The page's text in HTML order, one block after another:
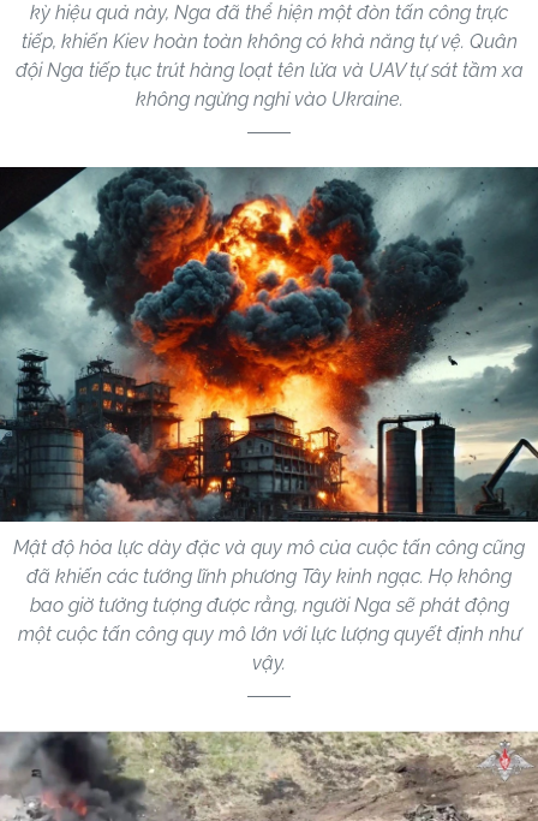
kỳ hiệu quả này, Nga đã thể hiện một đòn tấn công trực
tiếp, khiến Kiev hoàn toàn không có khả năng tự vệ. Quân
đội Nga tiếp tục trút hàng loạt tên lửa và UAV tự sát tầm xa
không ngừng nghỉ vào Ukraine.
Mật độ hỏa lực dày đặc và quy mô của cuộc tấn công cũng
đã khiến các tướng lĩnh phương Tây kinh ngạc. Họ không
bao giờ tưởng tượng được rằng, người Nga sẽ phát động
một cuộc tấn công quy mô lớn với lực lượng quyết định như
vậy.